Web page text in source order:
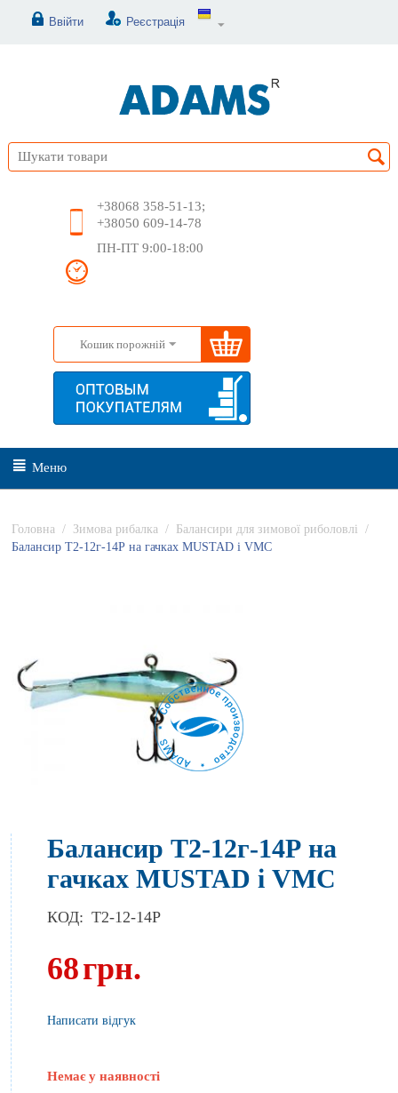
Ввійти Реєстрація
+38068 358-51-13;
+38050 609-14-78
ПН-ПТ 9:00-18:00
Кошик порожній
Меню
Головна / Зимова рибалка / Балансири для зимової риболовлі
/
Балансир Т2-12г-14Р на гачках MUSTAD і VMC
Балансир Т2-12г-14Р на
гачках MUSTAD і VMC
КОД: T2-12-14P
68грн.
Написати відгук
Немає у наявності